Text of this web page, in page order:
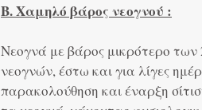
Β. Χαμηλό βάρος νεογνού :
Νεογνά με βάρος μικρότερο
νεογνών, έστω και για λίγες
παρακολούθηση και έναρξη